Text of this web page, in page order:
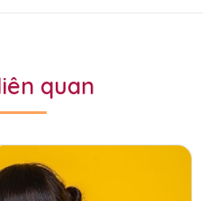
quan